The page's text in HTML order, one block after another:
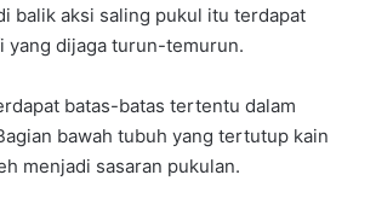
balik aksi saling pukul itu terdapat
yang dijaga turun-temurun.
batas-batas tertentu dalam
bawah tubuh yang tertutup kain
menjadi sasaran pukulan.